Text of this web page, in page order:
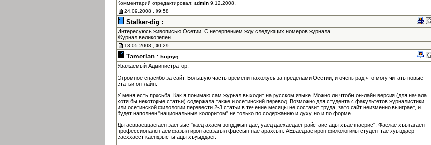
Комментарий отредактировал: admin9.12.2008 .
24.09.2008 , 09:58
Stalker-dig :
Интересуюсь живописью Осетии. С нетерпением жду следующих номеров журнала.
Журнал великолепен.
13.05.2008 , 00:29
Tamerlan : bujnyg
Уважаемый Администратор,
Огромное спасибо за сайт. Большую часть времени нахожусь за пределами Осетии, и очень рад что могу читать новые
статьи он-лайн.
У меня есть просьба. Как я понимаю сам журнал выходит на русском языке. Можно ли чтобы он-лайн версия (для начала
хотя бы некоторые статьи) содержала также и осетинский перевод. Возможно для студента с факультетов журналистики
или осетинской филологии перевести 2-3 статьи в течение месяцы не составит труда, зато сайт неизменно выиграет, и
будет наполнен "национальным колоритом" не только по содержанию и духу, но и по форме.
Ды аевваеццаегаен заегъыс "каед ахаем зондджын дае, уаед даехаедаег райстаис ацы хъаеппаерис". Фаелае хъыгагаен
профессионалон аемфазыл ирон аевзагыл фыссын нае арахсын. АЕваедзае ирон филологийы студенттае хуыздаер
саеххаест каендзысты ацы хъуыддаег.